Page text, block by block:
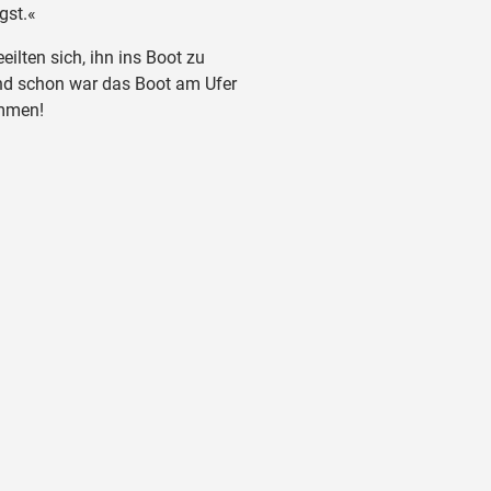
sich, ihn ins Boot zu
schon war das Boot am Ufer